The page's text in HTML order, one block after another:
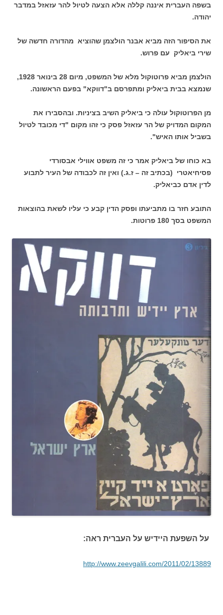
בשפה העברית איננה קללה אלא הצעה לטיול להר עזאזל במדבר
יהודה.
את הסיפור הזה מביא אבנר הולצמן שהוציא מהדורה חדשה של
שירי ביאליק עם פרוש.
הולצמן מביא פרוטוקול מלא של המשפט, מיום 28 בינואר 1928,
שנמצא בבית ביאליק ומתפרסם ב"דווקא" בפעם הראשונה.
מן הפרוטוקול עולה כי ביאליק השיב בציניות. ובהסבירו את
המקום המדויק של הר עזאזל פסק כי זהו מקום "די מכובד לטיול
בשביל אותו האיש".
בא כוחו של ביאליק אמר כי זה משפט אווילי אבסורדי
פסיחיאטרי (בכתיב זה – ז.ג.) ואין זה לכבודה של העיר לתבוע
לדין אדם כביאליק.
התובע חזר בו מתביעתו ופסק הדין קבע כי עליו לשאת בהוצאות
המשפט בסך 180 פרוטות.
על השפעת היידיש על העברית ראה:
http://www.zeevgalili.com/2011/02/13889